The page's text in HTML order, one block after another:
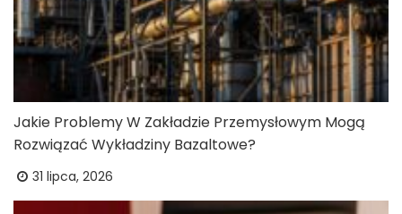
Jakie Problemy W Zakładzie Przemysłowym Mogą
Rozwiązać Wykładziny Bazaltowe?
31 lipca, 2026